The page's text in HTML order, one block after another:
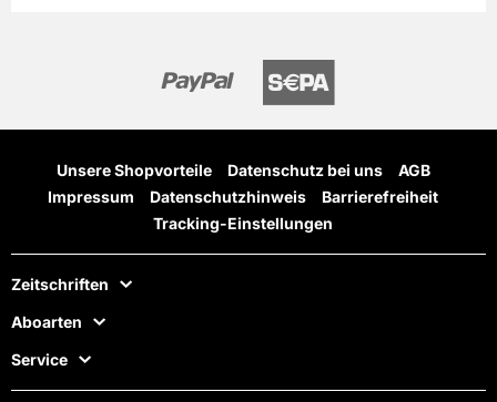
Unsere Shopvorteile Datenschutz bei uns
AGB
Impressum
Datenschutzhinweis
Barrierefreiheit
Tracking-Einstellungen
Zeitschriften
Aboarten
Service